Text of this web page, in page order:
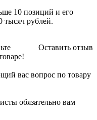
10 позиций и его
тысяч рублей.
Оставить отзыв
вас вопрос по товару
обязательно вам